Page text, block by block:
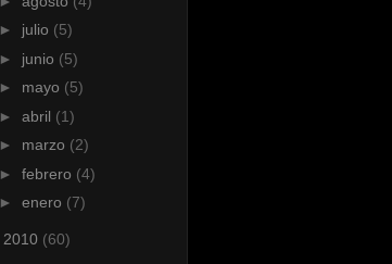
► julio (5)
► junio (5)
► mayo (5)
► abril (1)
► marzo (2)
► febrero (4)
► enero (7)
2010 (60)